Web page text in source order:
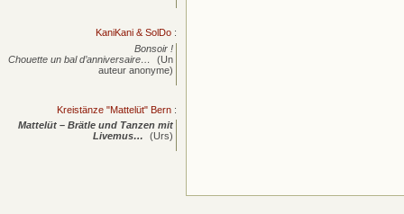
KaniKani & SolDo :
Bonsoir !
Chouette un bal d’anniversaire…
(Un
auteur anonyme)
Kreistänze "Mattelüt" Bern :
Mattelüt – Brätle und Tanzen mit
Livemus…
(Urs)